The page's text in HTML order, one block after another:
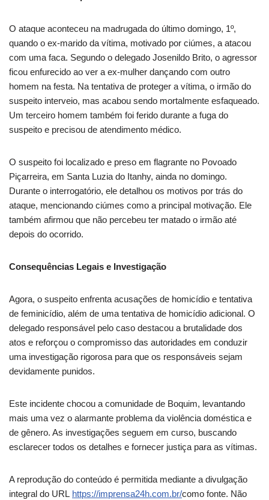
O ataque aconteceu na madrugada do último domingo, 1º,
quando o ex-marido da vítima, motivado por ciúmes, a atacou
com uma faca. Segundo o delegado Josenildo Brito, o agressor
ficou enfurecido ao ver a ex-mulher dançando com outro
homem na festa. Na tentativa de proteger a vítima, o irmão do
suspeito interveio, mas acabou sendo mortalmente esfaqueado.
Um terceiro homem também foi ferido durante a fuga do
suspeito e precisou de atendimento médico.
O suspeito foi localizado e preso em flagrante no Povoado
Piçarreira, em Santa Luzia do Itanhy, ainda no domingo.
Durante o interrogatório, ele detalhou os motivos por trás do
ataque, mencionando ciúmes como a principal motivação. Ele
também afirmou que não percebeu ter matado o irmão até
depois do ocorrido.
Consequências Legais e Investigação
Agora, o suspeito enfrenta acusações de homicídio e tentativa
de feminicídio, além de uma tentativa de homicídio adicional. O
delegado responsável pelo caso destacou a brutalidade dos
atos e reforçou o compromisso das autoridades em conduzir
uma investigação rigorosa para que os responsáveis sejam
devidamente punidos.
Este incidente chocou a comunidade de Boquim, levantando
mais uma vez o alarmante problema da violência doméstica e
de gênero. As investigações seguem em curso, buscando
esclarecer todos os detalhes e fornecer justiça para as vítimas.
A reprodução do conteúdo é permitida mediante a divulgação
integral do URL https://imprensa24h.com.br/como fonte. Não